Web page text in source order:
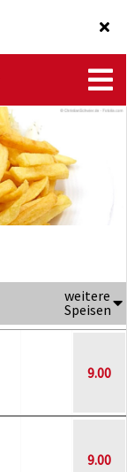
weitere
Speisen
9.00
9.00